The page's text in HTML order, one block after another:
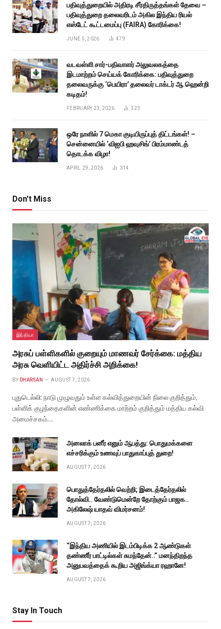
பதிவுத்துறையில் அதிரடி சீர்திருத்தங்கள் தேவை –
பதிவுத்துறை தலைவரிடம் அகில இந்திய ரியல்
எஸ்டேட் கூட்டமைப்பு (FAIRA) கோரிக்கை!
JUNE 5, 2026 479
வடவள்ளி சார்-பதிவாளர் அலுவலகத்தை
இடமாற்றம் செய்யக் கோரிக்கை: பதிவுத்துறை
தலைவருக்கு ‘பெயிரா’ தலைவர் டாக்டர் ஆ.ஹென்றி
கடிதம்!
FEBRUARY 23, 2026 323
ஒரே நாளில் 7 மெகா குடியிருப்புத் திட்டங்கள்! –
சென்னையில் ‘விஐபி ஹவுசிங்’ பிரம்மாண்டத்
தொடக்க விழா!
APRIL 29, 2026 314
Don't Miss
இந்தியா
அரசுப் பள்ளிகளில் குறையும் மாணவர் சேர்க்கை: மத்திய
அரசு வெளியிட்ட அதிர்ச்சி அறிக்கை!
BY DHARSAN AUGUST 7, 2026
புதுடெல்லி: நாடு முழுவதும் உள்ள கல்வித்துறையின் நிலை குறித்தும்,
பள்ளிக் குழந்தைகளின் எண்ணிக்கை மாற்றம் குறித்தும் மத்திய கல்வி
அமைச்சகம்…
அனலாக் பனீர் எனும் ஆபத்து: பொதுமக்களை
எச்சரிக்கும் உணவுப் பாதுகாப்புத் துறை!
AUGUST 7, 2026
பொதுத்தேர்தலில் வெற்றி; இடைத்தேர்தலில்
தோல்வி.. வேண்டுமென்றே தோற்கும் பாஜக..
அகிலேஷ் யாதவ் விமர்சனம்!
AUGUST 7, 2026
“இந்திய அணியில் இடம்பிடிக்க 2 ஆண்டுகள்
தண்ணீர் பாட்டில்கள் சுமந்தேன்..” மனந்திறந்த
அனுபவத்தைக் கூறிய அஜிங்க்யா ரஹானே!
AUGUST 7, 2026
Stay In Touch